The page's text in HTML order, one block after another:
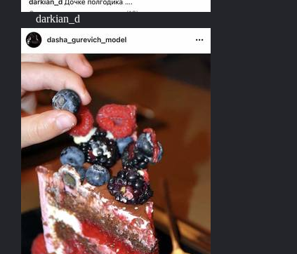
darkian_d